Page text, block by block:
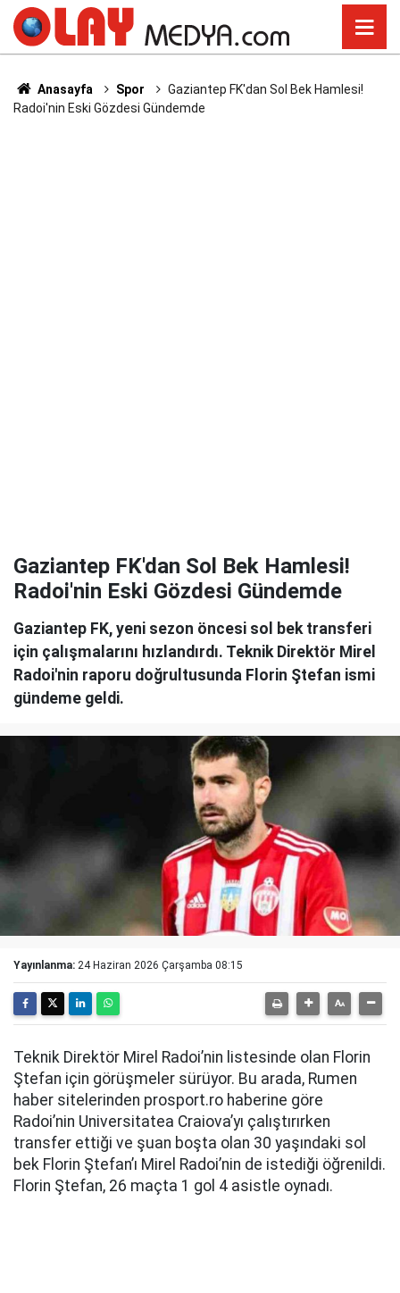
Anasayfa Spor
Gaziantep FK'dan Sol Bek Hamlesi!
Radoi'nin Eski Gözdesi Gündemde
Gaziantep FK'dan Sol Bek Hamlesi!
Radoi'nin Eski Gözdesi Gündemde
Gaziantep FK, yeni sezon öncesi sol bek transferi
için çalışmalarını hızlandırdı. Teknik Direktör Mirel
Radoi'nin raporu doğrultusunda Florin Ştefan ismi
gündeme geldi.
Yayınlanma: 24 Haziran 2026 Çarşamba 08:15
Teknik Direktör Mirel Radoi’nin listesinde olan Florin
Ştefan için görüşmeler sürüyor. Bu arada, Rumen
haber sitelerinden prosport.ro haberine göre
Radoi’nin Universitatea Craiova’yı çalıştırırken
transfer ettiği ve şuan boşta olan 30 yaşındaki sol
bek Florin Ştefan’ı Mirel Radoi’nin de istediği öğrenildi.
Florin Ştefan, 26 maçta 1 gol 4 asistle oynadı.